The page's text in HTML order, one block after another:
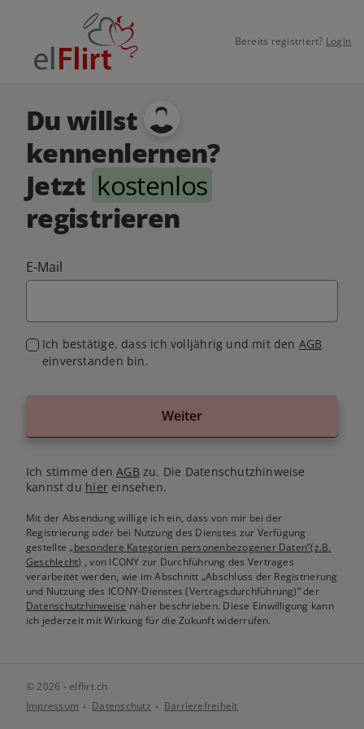
Bereits registriert? Login
Du willst
kennenlernen?
Jetzt kostenlos
registrieren
E-Mail
Ich bestätige, dass ich volljährig und mit den AGB
einverstanden bin.
Weiter
Ich stimme denAGB zu. Die Datenschutzhinweise
kannst du hiereinsehen.
Mit der Absendung willige ich ein, dass von mir bei der
Registrierung oder bei Nutzung des Dienstes zur Verfügung
gestellte„besondere Kategorien personenbezogener Daten“(z.B.
Geschlecht) , von ICONY zur Durchführung des Vertrages
verarbeitet werden, wie im Abschnitt „Abschluss der Registrierung
und Nutzung des ICONY-Dienstes (Vertragsdurchführung)“ der
Datenschutzhinweise näher beschrieben. Diese Einwilligung kann
ich jederzeit mit Wirkung für die Zukunft widerrufen.
© 2026 - elflirt.ch
Impressum
Datenschutz Barrierefreiheit